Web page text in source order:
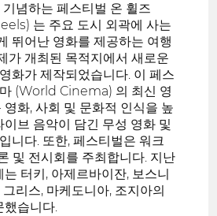
념하는 페스티벌 온 휠즈
는 주요 도시 외곽에 사는
뛰어난 영화를 제공하는 여행
가 개최된 목적지에서 새로운
화가 제작되었습니다. 이 페스
(World Cinema) 의 최신 영
영화, 사회 및 문화적 인식을 높
이브 음악이 담긴 무성 영화 및
니다. 또한, 페스티벌은 워크
및 전시회를 주최합니다. 지난
터키, 아제르바이잔, 보스니
리스, 마케도니아, 조지아의
했습니다.